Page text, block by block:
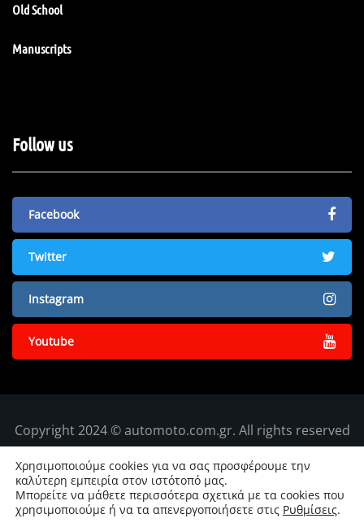
Old School
Manuscripts
Follow us
Facebook
Twitter
Instagram
Youtube
Copyright 2024 © automoto.com.gr. All rights reserved
Χρησιμοποιούμε cookies για να σας προσφέρουμε την
καλύτερη εμπειρία στον ιστότοπό μας.
Μπορείτε να μάθετε περισσότερα σχετικά με τα cookies που
χρησιμοποιούμε ή να τα απενεργοποιήσετε στις Ρυθμίσεις.